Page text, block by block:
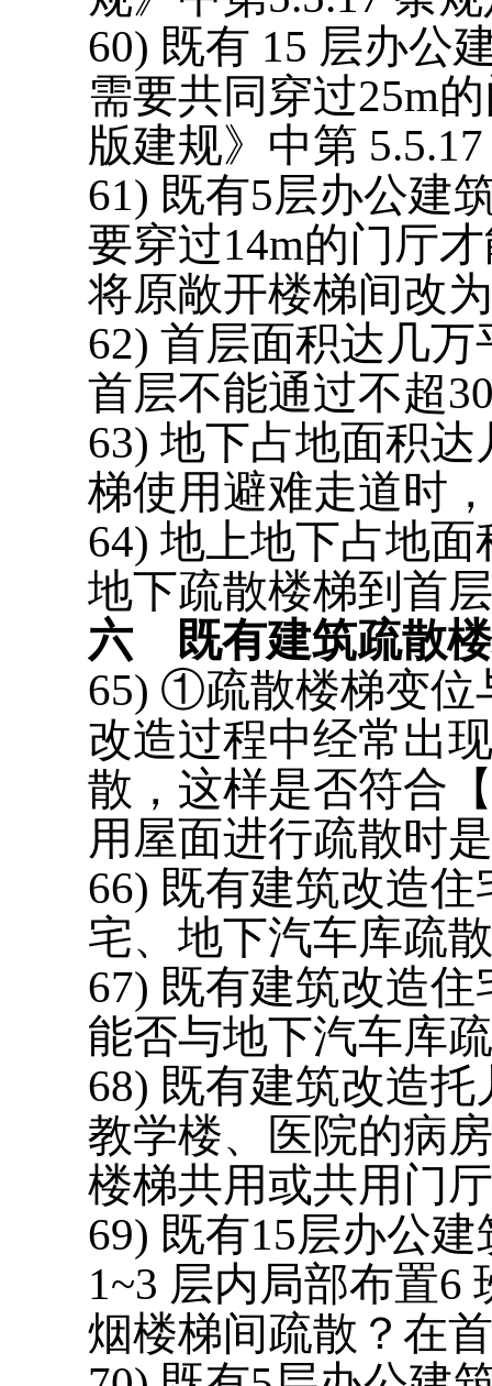
60) 既有 15 层办公
需要共同穿过25m
版建规》中第
61) 既有5层办公建
要穿过14m的门厅
将原敞开楼梯间改
62) 首层面积达几
首层不能通过不超
63) 地下占地面积
梯使用避难走道时
64) 地上地下占地
地下疏散楼梯到首
六
既有建筑疏散
65) ①疏散楼梯变位
改造过程中经常出
散，这样是否符合
用屋面进行疏散时
66) 既有建筑改造
宅、地下汽车库疏
67) 既有建筑改造
能否与地下汽车库
68) 既有建筑改造
教学楼、医院的病
楼梯共用或共用门
69) 既有15层办公
1~3 层内局部布置6
烟楼梯间疏散？在